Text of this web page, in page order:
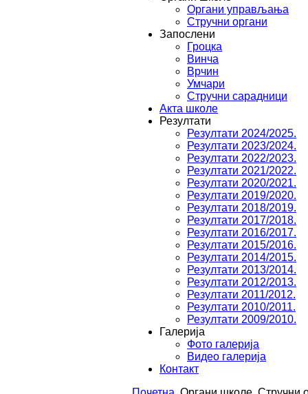
Органи управљања
Стручни органи
Запослени
Гроцка
Винча
Врчин
Умчари
Стручни сарадници
Акта школе
Резултати
Резултати 2024/2025.
Резултати 2023/2024.
Резултати 2022/2023.
Резултати 2021/2022.
Резултати 2020/2021.
Резултати 2019/2020.
Резултати 2018/2019.
Резултати 2017/2018.
Резултати 2016/2017.
Резултати 2015/2016.
Резултати 2014/2015.
Резултати 2013/2014.
Резултати 2012/2013.
Резултати 2011/2012.
Резултати 2010/2011.
Резултати 2009/2010.
Галерија
Фото галерија
Видео галерија
Контакт